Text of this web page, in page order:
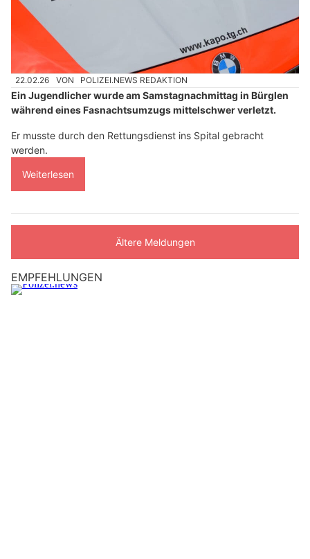
22.02.26 VON POLIZEI.NEWS REDAKTION
Ein Jugendlicher wurde am Samstagnachmittag in Bürglen
während eines Fasnachtsumzugs mittelschwer verletzt.
Er musste durch den Rettungsdienst ins Spital gebracht
werden.
Weiterlesen
Ältere Meldungen
EMPFEHLUNGEN